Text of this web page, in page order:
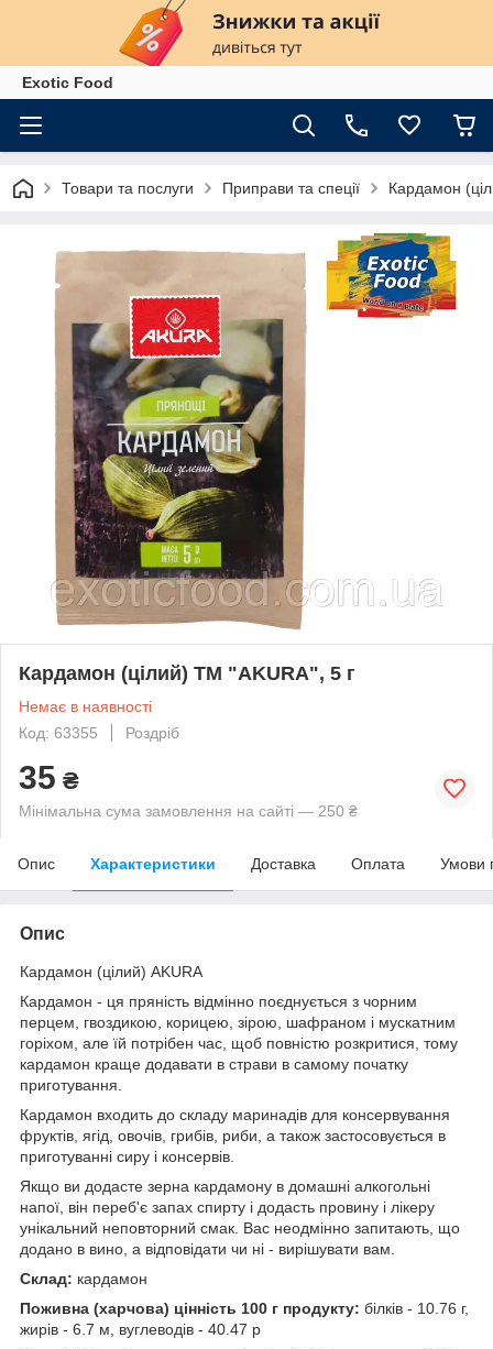
Exotiс Food
Товари та послуги Приправи та спеції Кардамон
Кардамон (цілий) ТМ "AKURA", 5 г
Немає в наявності
Код: 63355
Роздріб
35 ₴
Мінімальна сума замовлення на сайті — 250 ₴
Опис Характеристики Доставка Оплата Умови
Опис
Кардамон (цілий) AKURA
Кардамон - ця пряність відмінно поєднується з чорним
перцем, гвоздикою, корицею, зірою, шафраном і мускатним
горіхом, але їй потрібен час, щоб повністю розкритися, тому
кардамон краще додавати в страви в самому початку
приготування.
Кардамон входить до складу маринадів для консервування
фруктів, ягід, овочів, грибів, риби, а також застосовується в
приготуванні сиру і консервів.
Якщо ви додасте зерна кардамону в домашні алкогольні
напої, він переб'є запах спирту і додасть провину і лікеру
унікальний неповторний смак. Вас неодмінно запитають, що
додано в вино, а відповідати чи ні - вирішувати вам.
Склад: кардамон
Поживна (харчова) цінність 100 г продукту: білків - 10.76 г,
жирів - 6.7 м, вуглеводів - 40.47 р